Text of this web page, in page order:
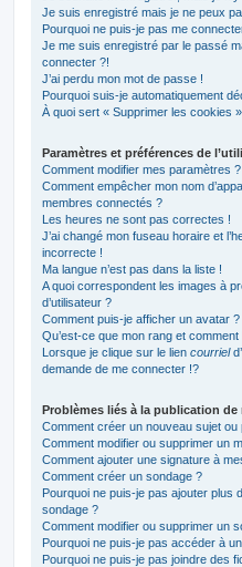
Je suis enregistré mais je ne peux
Pourquoi ne puis-je pas me
Je me suis enregistré par le passé
connecter ?!
J’ai perdu mon mot de passe !
Pourquoi suis-je automatiquement
À quoi sert « Supprimer les cookies
Paramètres et préférences de
Comment modifier mes paramètres ?
Comment empêcher mon nom
membres connectés ?
Les heures ne sont pas correctes !
J’ai changé mon fuseau horaire et
incorrecte !
Ma langue n’est pas dans la liste !
A quoi correspondent les images à
d’utilisateur ?
Comment puis-je afficher un avatar ?
Qu’est-ce que mon rang et comment
Lorsque je clique sur le lien courriel
demande de me connecter !?
Problèmes liés à la publication de
Comment créer un nouveau sujet
Comment modifier ou supprimer un
Comment ajouter une signature à
Comment créer un sondage ?
Pourquoi ne puis-je pas ajouter plus
sondage ?
Comment modifier ou supprimer un
Pourquoi ne puis-je pas accéder à
Pourquoi ne puis-je pas joindre des